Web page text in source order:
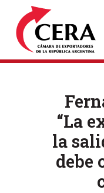
“La
la
debe